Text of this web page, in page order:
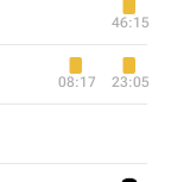
46:15
08:17 23:05